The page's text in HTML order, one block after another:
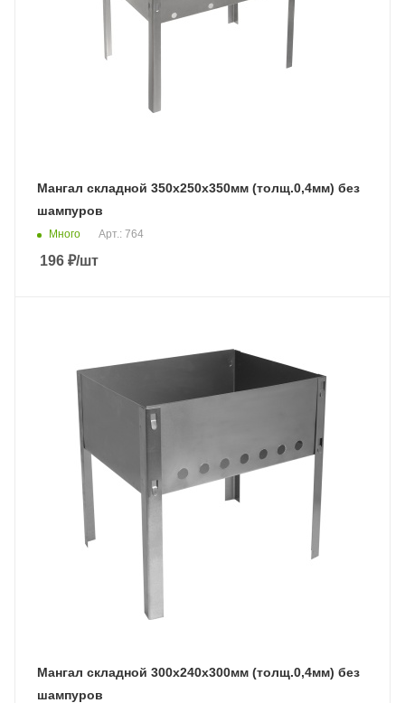
Мангал складной 350х250х350мм (толщ.0,4мм) без
шампуров
Много Арт.: 764
196 ₽/шт
Мангал складной 300х240х300мм (толщ.0,4мм) без
шампуров